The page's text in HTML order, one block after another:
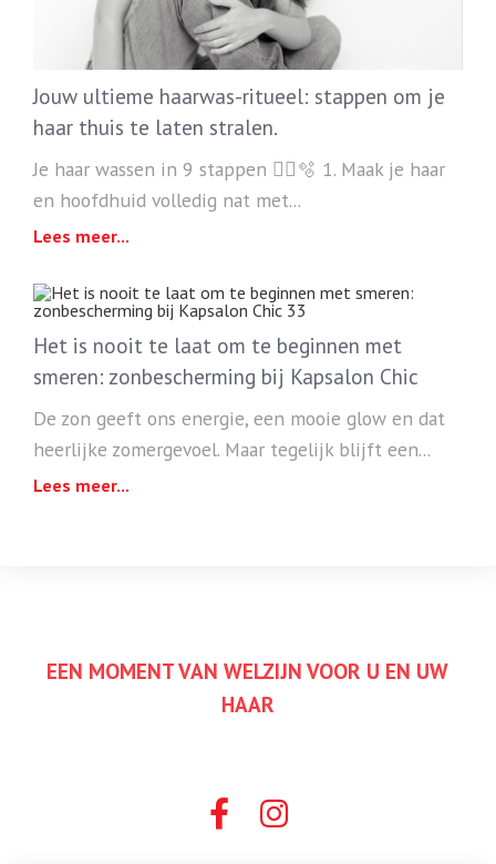
Jouw ultieme haarwas-ritueel: stappen om je
haar thuis te laten stralen.
Je haar wassen in 9 stappen 💆‍♀️🫧 1. Maak je haar
en hoofdhuid volledig nat met...
Lees meer...
Het is nooit te laat om te beginnen met
smeren: zonbescherming bij Kapsalon Chic
De zon geeft ons energie, een mooie glow en dat
heerlijke zomergevoel. Maar tegelijk blijft een...
Lees meer...
EEN MOMENT VAN WELZIJN VOOR U EN UW
HAAR